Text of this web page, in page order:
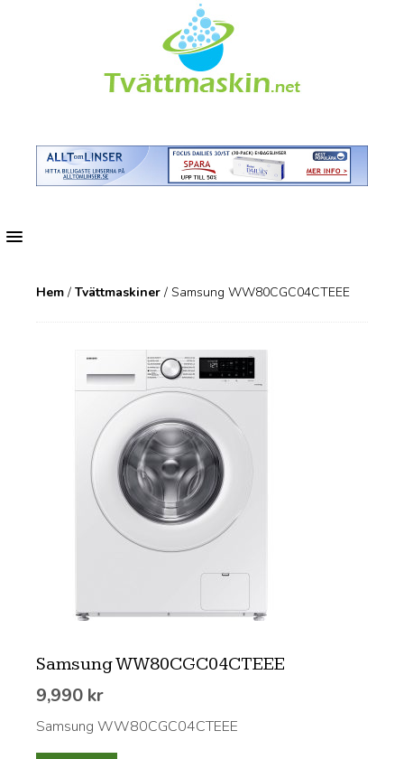
MENU
Hem/ Tvättmaskiner/ Samsung WW80CGC04CTEEE
Samsung WW80CGC04CTEEE
9,990 kr
Samsung WW80CGC04CTEEE